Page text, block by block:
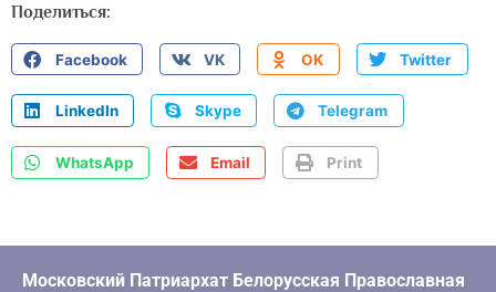
Поделиться:
Facebook VK OK Twitter
LinkedIn Skype Telegram
WhatsApp Email Print
Московский Патриархат Белорусская Православная